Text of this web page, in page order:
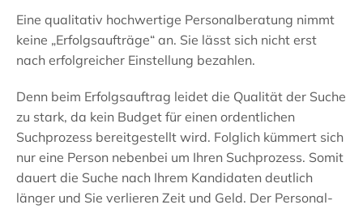
Eine qualitativ hochwertige Personalberatung nimmt
keine „Erfolgsaufträge“ an. Sie lässt sich nicht erst
nach erfolgreicher Einstellung bezahlen.
Denn beim Erfolgsauftrag leidet die Qualität der Suche
zu stark, da kein Budget für einen ordentlichen
Suchprozess bereitgestellt wird. Folglich kümmert sich
nur eine Person nebenbei um Ihren Suchprozess. Somit
dauert die Suche nach Ihrem Kandidaten deutlich
länger und Sie verlieren Zeit und Geld. Der Personal-